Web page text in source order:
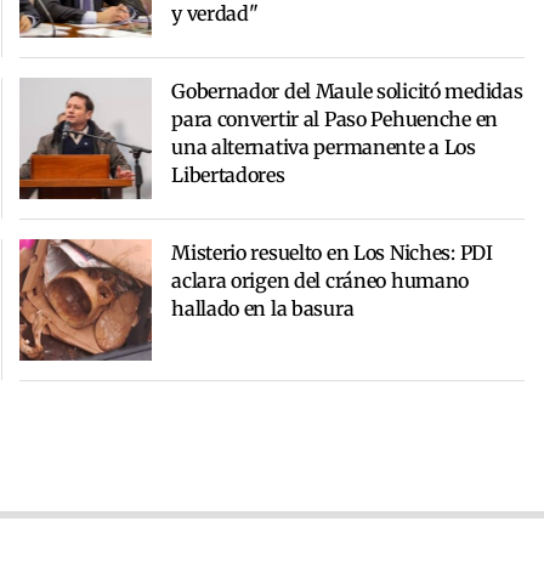
y verdad"
Gobernador del Maule solicitó medidas
para convertir al Paso Pehuenche en
una alternativa permanente a Los
Libertadores
Misterio resuelto en Los Niches: PDI
aclara origen del cráneo humano
hallado en la basura